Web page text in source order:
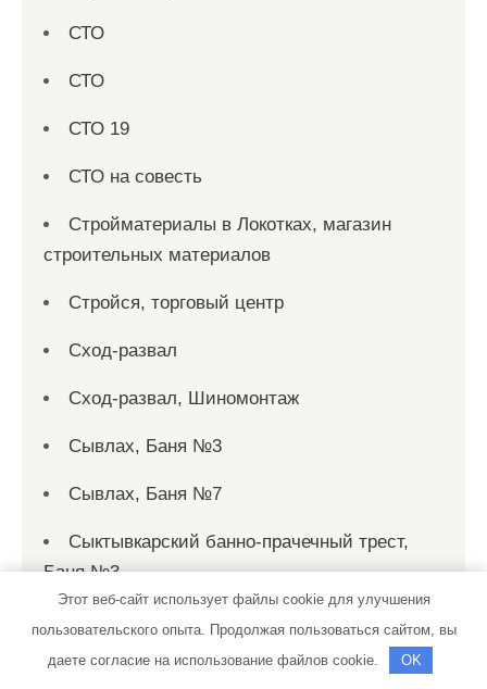
СТО
СТО
СТО 19
СТО на совесть
Стройматериалы в Локотках, магазин
строительных материалов
Стройся, торговый центр
Сход-развал
Сход-развал, Шиномонтаж
Сывлах, Баня №3
Сывлах, Баня №7
Сыктывкарский банно-прачечный трест,
Баня №3
ТеплоДвери, сеть салонов эксклюзивных
дверей собственного производства
Этот веб-сайт использует файлы cookie для улучшения
пользовательского опыта. Продолжая пользоваться сайтом, вы
даете согласие на использование файлов cookie.
OK